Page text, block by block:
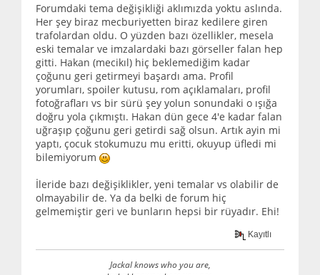
Forumdaki tema değişikliği aklımızda yoktu aslında.
Her şey biraz mecburiyetten biraz kedilere giren
trafolardan oldu. O yüzden bazı özellikler, mesela
eski temalar ve imzalardaki bazı görseller falan hep
gitti. Hakan (mecikıl) hiç beklemediğim kadar
çoğunu geri getirmeyi başardı ama. Profil
yorumları, spoiler kutusu, rom açıklamaları, profil
fotoğrafları vs bir sürü şey yolun sonundaki o ışığa
doğru yola çıkmıştı. Hakan dün gece 4'e kadar falan
uğraşıp çoğunu geri getirdi sağ olsun. Artık ayin mi
yaptı, çocuk stokumuzu mu eritti, okuyup üfledi mi
bilemiyorum
İleride bazı değişiklikler, yeni temalar vs olabilir de
olmayabilir de. Ya da belki de forum hiç
gelmemiştir geri ve bunların hepsi bir rüyadır. Ehi!
Kayıtlı
Jackal knows who you are,